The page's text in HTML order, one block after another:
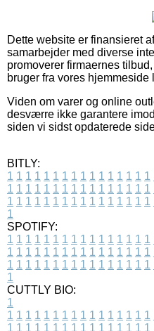
Dette website er finansieret
samarbejder med diverse
promoverer firmaernes
bruger fra vores hjemmeside
Viden om varer og online
desværre ikke garantere
siden vi sidst opdaterede
BITLY:
1 1 1 1 1 1 1 1 1 1 1 1 1 1 1 1
1 1 1 1 1 1 1 1 1 1 1 1 1 1 1 1
1 1 1 1 1 1 1 1 1 1 1 1 1 1 1 1
1
SPOTIFY:
1 1 1 1 1 1 1 1 1 1 1 1 1 1 1 1
1 1 1 1 1 1 1 1 1 1 1 1 1 1 1 1
1 1 1 1 1 1 1 1 1 1 1 1 1 1 1 1
1
CUTTLY BIO:
1
1 1 1 1 1 1 1 1 1 1 1 1 1 1 1 1
1 1 1 1 1 1 1 1 1 1 1 1 1 1 1 1